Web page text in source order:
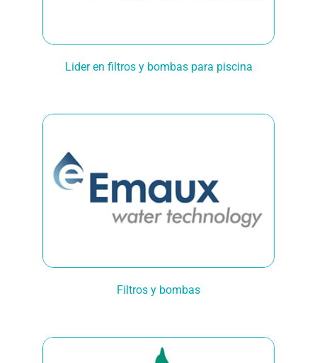
Lider en filtros y bombas para piscina
Filtros y bombas